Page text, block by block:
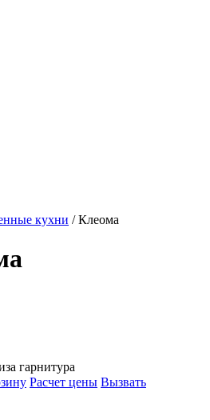
кухни / Клеома
гарнитура
Расчет цены Вызвать